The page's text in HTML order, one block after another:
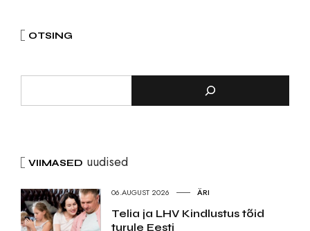
OTSING
VIIMASED uudised
06.AUGUST 2026 ÄRI
Telia ja LHV Kindlustus tõid
turule Eesti